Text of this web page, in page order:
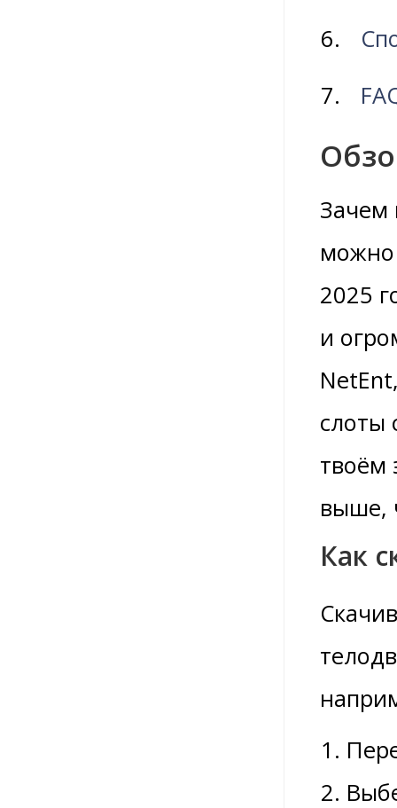
Зачем
можно
2025
и
слоты
твоём
выше,
Как